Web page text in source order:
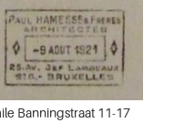
Banningstraat 11-17